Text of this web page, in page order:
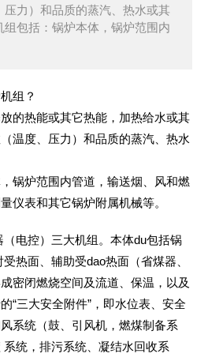
力）和品质的蒸汽、热水或其
包括：锅炉本体，锅炉范围内
组？
的热能或其它热能，加热给水或其
温度、压力）和品质的蒸汽、热水
锅炉范围内管道，输送烟、风和燃
仪表和其它锅炉附属机械等。
电控）三大机组。本体du包括锅
热面、辅助受dao热面（省煤器、
密闭燃烧空间及流道、保温，以及
“三大安全附件”，即水位表、安全
系统（鼓、引风机，燃煤制备系
统，排污系统、凝结水回收系